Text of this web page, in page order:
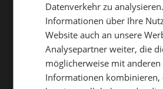
führenden Unternehmen im
weit über die Landesgrenzen für
Zuverlässigkeit bekannt.
Die Firma Tendacor
Datenverkehr zu
Informationen über Ihre
Website auch an unsere
Analysepartner weiter, die
möglicherweise mit anderen
Informationen kombinieren,